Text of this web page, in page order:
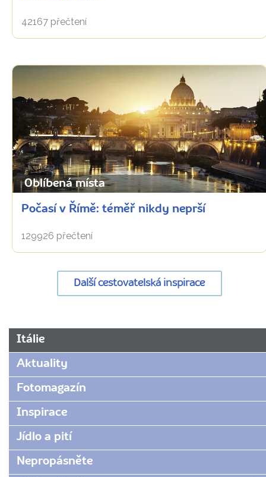
42167 přečtení
Oblíbená místa
Počasí v Římě: téměř nikdy neprší
129926 přečtení
Další cestovatelská inspirace
URL
www.radynacestu.cz/magazin/fotomagazin-
Itálie
Aktuality
Fotomagazín
Inspirace
Jídlo a pití
Nepropásněte